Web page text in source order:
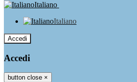
Italiano
Italiano
Accedi
Accedi
button close ×